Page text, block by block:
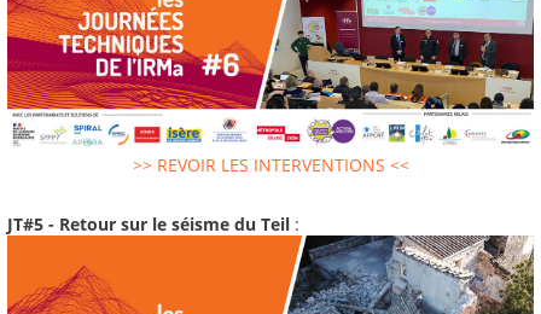
>> REVOIR LES INTERVENTIONS <<
JT#5 - Retour sur le séisme du Teil :